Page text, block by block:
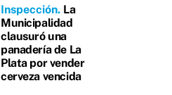
Inspección La
Municipalidad
clausuró una
panadería de La
Plata por vender
cerveza vencida